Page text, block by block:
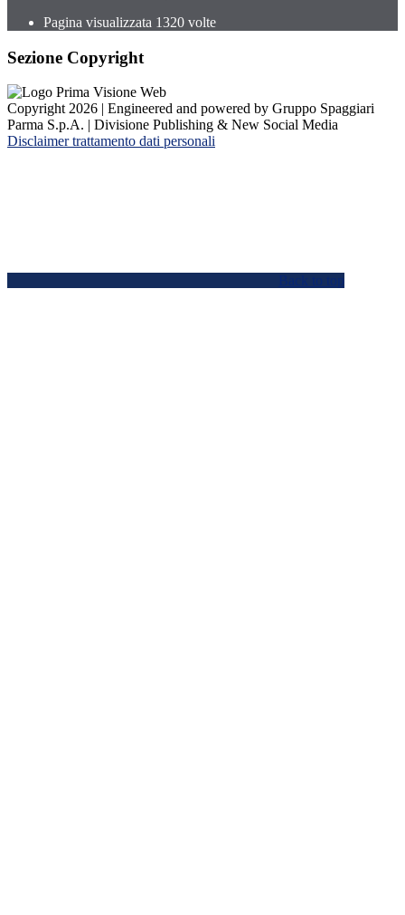
Pagina visualizzata 1320 volte
Sezione Copyright
Copyright 2026 | Engineered and powered by Gruppo Spaggiari
Parma S.p.A. | Divisione Publishing & New Social Media
Disclaimer trattamento dati personali
Back to top